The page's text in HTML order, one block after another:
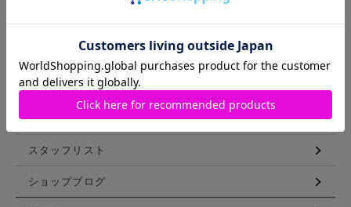
特集
ランキング
コーディネート
スタッフリスト
ショップブログ